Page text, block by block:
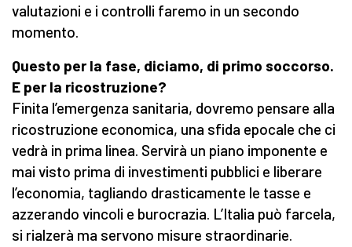
valutazioni e i controlli faremo in un secondo
momento.
Questo per la fase, diciamo, di primo soccorso.
E per la ricostruzione?
Finita l’emergenza sanitaria, dovremo pensare alla
ricostruzione economica, una sfida epocale che ci
vedrà in prima linea. Servirà un piano imponente e
mai visto prima di investimenti pubblici e liberare
l’economia, tagliando drasticamente le tasse e
azzerando vincoli e burocrazia. L’Italia può farcela,
si rialzerà ma servono misure straordinarie.